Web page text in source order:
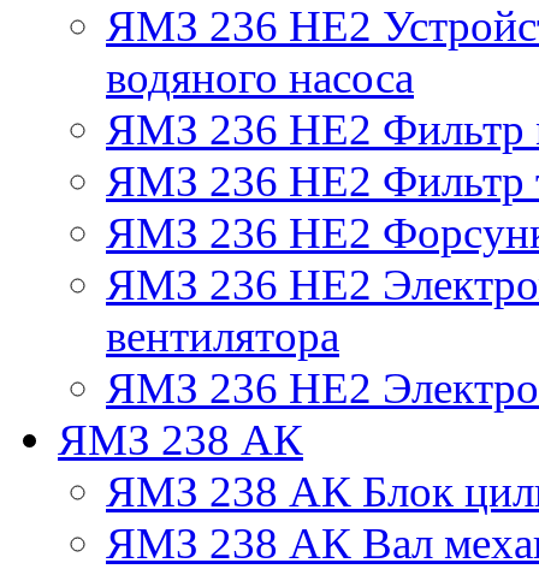
ЯМЗ 236 НЕ2
водяного насоса
ЯМЗ 236 НЕ2 Фильтр
ЯМЗ 236 НЕ2 Фильтр
ЯМЗ 236 НЕ2
ЯМЗ 236 НЕ2
вентилятора
ЯМЗ 236 НЕ2
ЯМЗ 238 АК
ЯМЗ 238 АК Блок
ЯМЗ 238 АК Вал